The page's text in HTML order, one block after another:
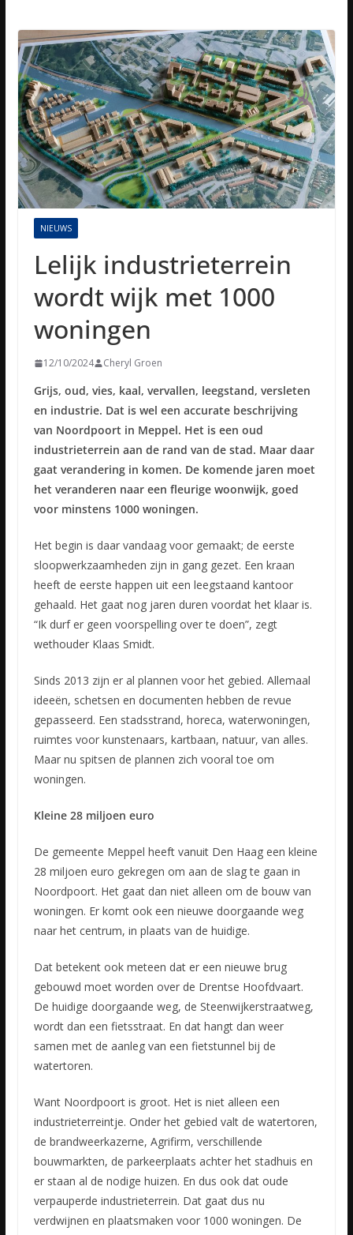
NIEUWS
Lelijk industrieterrein
wordt wijk met 1000
woningen
12/10/2024 Cheryl Groen
Grijs, oud, vies, kaal, vervallen, leegstand, versleten
en industrie. Dat is wel een accurate beschrijving
van Noordpoort in Meppel. Het is een oud
industrieterrein aan de rand van de stad. Maar daar
gaat verandering in komen. De komende jaren moet
het veranderen naar een fleurige woonwijk, goed
voor minstens 1000 woningen.
Het begin is daar vandaag voor gemaakt; de eerste
sloopwerkzaamheden zijn in gang gezet. Een kraan
heeft de eerste happen uit een leegstaand kantoor
gehaald. Het gaat nog jaren duren voordat het klaar is.
“Ik durf er geen voorspelling over te doen”, zegt
wethouder Klaas Smidt.
Sinds 2013 zijn er al plannen voor het gebied. Allemaal
ideeën, schetsen en documenten hebben de revue
gepasseerd. Een stadsstrand, horeca, waterwoningen,
ruimtes voor kunstenaars, kartbaan, natuur, van alles.
Maar nu spitsen de plannen zich vooral toe om
woningen.
Kleine 28 miljoen euro
De gemeente Meppel heeft vanuit Den Haag een kleine
28 miljoen euro gekregen om aan de slag te gaan in
Noordpoort. Het gaat dan niet alleen om de bouw van
woningen. Er komt ook een nieuwe doorgaande weg
naar het centrum, in plaats van de huidige.
Dat betekent ook meteen dat er een nieuwe brug
gebouwd moet worden over de Drentse Hoofdvaart.
De huidige doorgaande weg, de Steenwijkerstraatweg,
wordt dan een fietsstraat. En dat hangt dan weer
samen met de aanleg van een fietstunnel bij de
watertoren.
Want Noordpoort is groot. Het is niet alleen een
industrieterreintje. Onder het gebied valt de watertoren,
de brandweerkazerne, Agrifirm, verschillende
bouwmarkten, de parkeerplaats achter het stadhuis en
er staan al de nodige huizen. En dus ook dat oude
verpauperde industrieterrein. Dat gaat dus nu
verdwijnen en plaatsmaken voor 1000 woningen. De